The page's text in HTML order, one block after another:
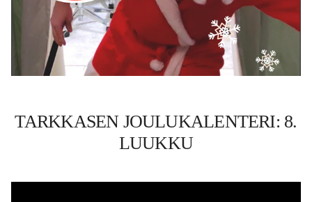
TARKKASEN JOULUKALENTERI: 8.
LUUKKU